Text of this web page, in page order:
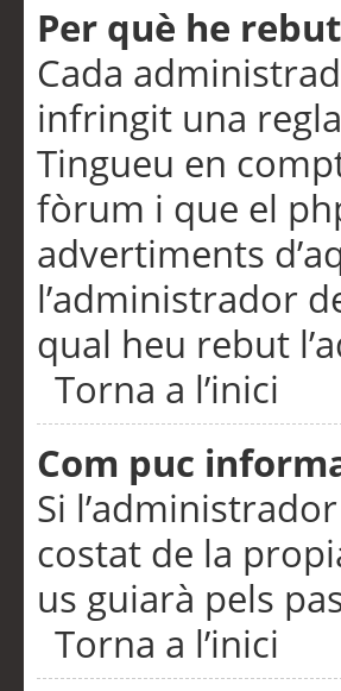
Per què he
Cada
infringit una
Tingueu en
fòrum i que el
advertiments
l’administrador
qual heu rebut
Torna a l’inici
Com puc
Si
costat de la
us guiarà pels
Torna a l’inici